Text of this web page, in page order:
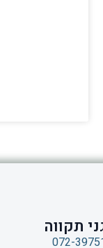
תקווה
072-